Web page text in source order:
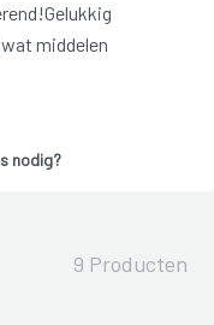
middelen
nodig?
9 Producten